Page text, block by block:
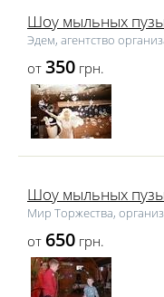
Шоу мыльных
Эдем, агентство
от 350 грн.
Шоу мыльных
Мир Торжества,
от 650 грн.